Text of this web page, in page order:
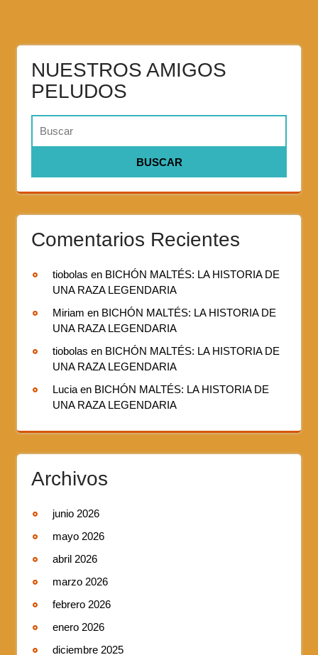
NUESTROS AMIGOS
PELUDOS
Comentarios Recientes
tiobolas en BICHÓN MALTÉS: LA HISTORIA DE
UNA RAZA LEGENDARIA
Miriam en BICHÓN MALTÉS: LA HISTORIA DE
UNA RAZA LEGENDARIA
tiobolas en BICHÓN MALTÉS: LA HISTORIA DE
UNA RAZA LEGENDARIA
Lucia en BICHÓN MALTÉS: LA HISTORIA DE
UNA RAZA LEGENDARIA
Archivos
junio 2026
mayo 2026
abril 2026
marzo 2026
febrero 2026
enero 2026
diciembre 2025